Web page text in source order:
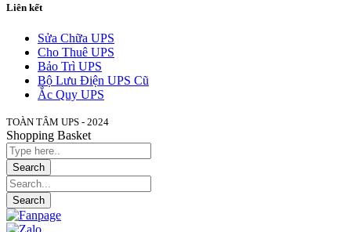
Liên kết
Sửa Chữa UPS
Cho Thuê UPS
Bảo Trì UPS
Bộ Lưu Điện UPS Cũ
Ắc Quy UPS
TOÀN TÂM UPS - 2024
Shopping Basket